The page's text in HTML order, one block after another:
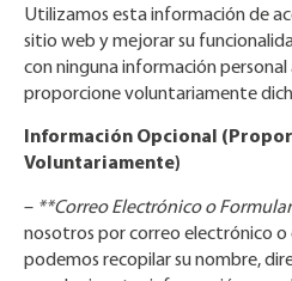
Utilizamos esta información de
sitio web y mejorar su
con ninguna información personal
proporcione voluntariamente
Información Opcional
Voluntariamente)
– **Correo Electrónico o
nosotros por correo electrónico
podemos recopilar su nombre,